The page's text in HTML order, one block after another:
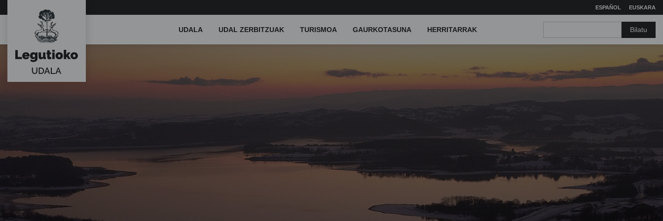
ESPAÑOL EUSKARA
Menu
UDALA UDAL ZERBITZUAK TURISMOA GAURKOTASUNA HERRITARRAK